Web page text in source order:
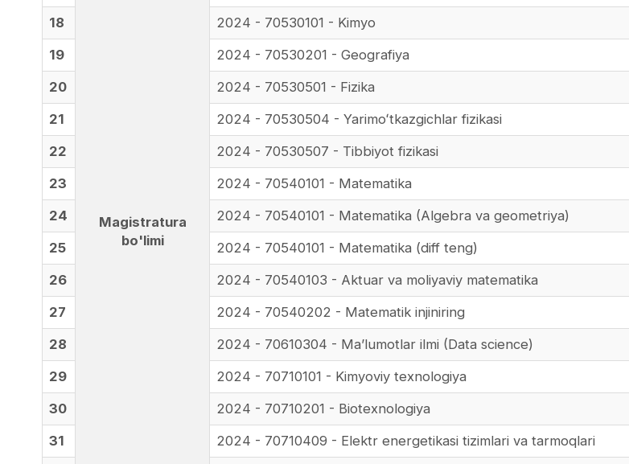
Magistratura
bo'limi
18
2024 - 70530101 - Kimyo
19
2024 - 70530201 - Geografiya
20
2024 - 70530501 - Fizika
21
2024 - 70530504 - Yarimoʻtkazgichlar fizikasi
22
2024 - 70530507 - Tibbiyot fizikasi
23
2024 - 70540101 - Matematika
24
2024 - 70540101 - Matematika (Algebra va geometriya)
25
2024 - 70540101 - Matematika (diff teng)
26
2024 - 70540103 - Aktuar va moliyaviy matematika
27
2024 - 70540202 - Matematik injiniring
28
2024 - 70610304 - Maʼlumotlar ilmi (Data science)
29
2024 - 70710101 - Kimyoviy texnologiya
30
2024 - 70710201 - Biotexnologiya
31
2024 - 70710409 - Elektr energetikasi tizimlari va tarmoqlari